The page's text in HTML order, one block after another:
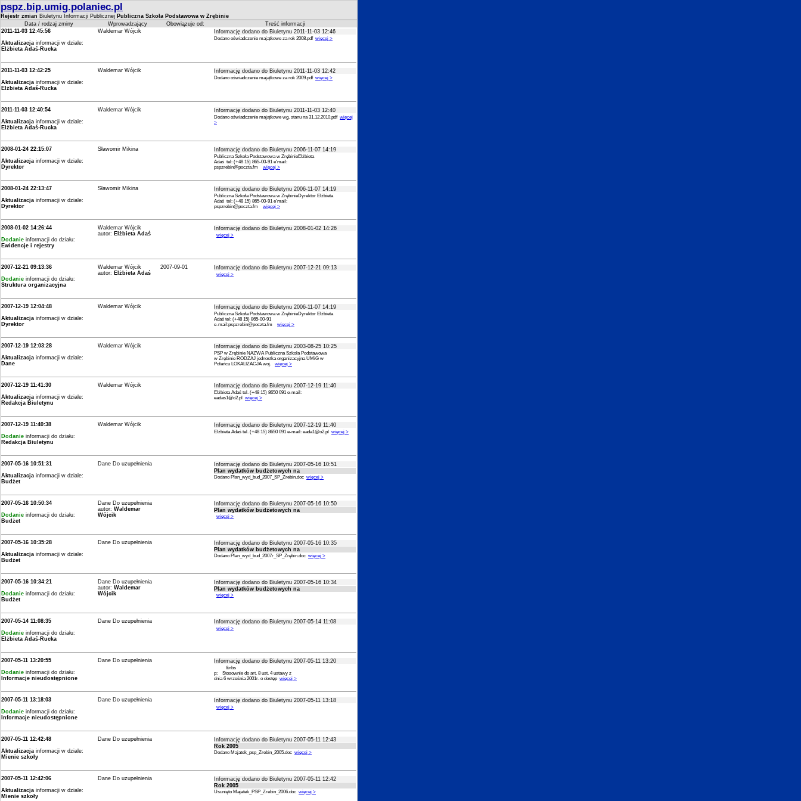
pspz.bip.umig.polaniec.pl
Rejestr zmian Biuletynu Informacji Publicznej Publiczna Szkoła Podstawowa w Zrębinie
Data / rodzaj zminy
Wprowadzający Obowiązuje od:
Treść informacji
2011-11-03 12:45:56
Aktualizacja informacji w dziale:
Elżbieta Adaś-Rucka
Waldemar Wójcik Informację dodano do Biuletynu 2011-11-03 12:46
Dodano oświadczenie majątkowe za rok 2008.pdf więcej >
2011-11-03 12:42:25
Aktualizacja informacji w dziale:
Elżbieta Adaś-Rucka
Waldemar Wójcik Informację dodano do Biuletynu 2011-11-03 12:42
Dodano oświadczenie majątkowe za rok 2009.pdf więcej >
2011-11-03 12:40:54
Aktualizacja informacji w dziale:
Elżbieta Adaś-Rucka
Waldemar Wójcik Informację dodano do Biuletynu 2011-11-03 12:40
Dodano oświadczenie majątkowe wg. stanu na 31.12.2010.pdf więcej
>
2008-01-24 22:15:07
Aktualizacja informacji w dziale:
Dyrektor
Sławomir Mikina Informację dodano do Biuletynu 2006-11-07 14:19
Publiczna Szkoła Podstawowa w ZrębinieElżbieta
Adaś tel: (+48 15) 865-00-91 e'mail:
pspzrebin@poczta.fm więcej >
2008-01-24 22:13:47
Aktualizacja informacji w dziale:
Dyrektor
Sławomir Mikina Informację dodano do Biuletynu 2006-11-07 14:19
Publiczna Szkoła Podstawowa w ZrębinieDyrektor Elżbieta
Adaś tel: (+48 15) 865-00-91 e'mail:
pspzrebin@poczta.fm więcej >
2008-01-02 14:26:44
Dodanie informacji do działu:
Ewidencje i rejestry
Waldemar Wójcik
autor: Elżbieta Adaś
Informację dodano do Biuletynu 2008-01-02 14:26
więcej >
2007-12-21 09:13:36
Dodanie informacji do działu:
Struktura organizacyjna
Waldemar Wójcik
autor: Elżbieta Adaś
2007-09-01 Informację dodano do Biuletynu 2007-12-21 09:13
więcej >
2007-12-19 12:04:48
Aktualizacja informacji w dziale:
Dyrektor
Waldemar Wójcik Informację dodano do Biuletynu 2006-11-07 14:19
Publiczna Szkoła Podstawowa w ZrębinieDyrektor Elżbieta
Adaś tel: (+48 15) 865-00-91
e-mail:pspzrebin@poczta.fm więcej >
2007-12-19 12:03:28
Aktualizacja informacji w dziale:
Dane
Waldemar Wójcik Informację dodano do Biuletynu 2003-08-25 10:25
PSP w Zrębinie NAZWA Publiczna Szkoła Podstawowa
w Zrębinie RODZAJ jednostka organizacyjna UMiG w
Połańcu LOKALIZACJA woj. więcej >
2007-12-19 11:41:30
Aktualizacja informacji w dziale:
Redakcja Biuletynu
Waldemar Wójcik Informację dodano do Biuletynu 2007-12-19 11:40
Elżbieta Adaś tel. (+48 15) 8650 091 e-mail:
eadas1@o2.pl więcej >
2007-12-19 11:40:38
Dodanie informacji do działu:
Redakcja Biuletynu
Waldemar Wójcik Informację dodano do Biuletynu 2007-12-19 11:40
Elżbieta Adaś tel. (+48 15) 8650 091 e-mail: eada1@o2.pl więcej >
2007-05-16 10:51:31
Aktualizacja informacji w dziale:
Budżet
Dane Do uzupełnienia
Informację dodano do Biuletynu 2007-05-16 10:51
Plan wydatków budżetowych na
Dodano Plan_wyd_bud_2007_SP_Zrebin.doc więcej >
2007-05-16 10:50:34
Dodanie informacji do działu:
Budżet
Dane Do uzupełnienia
autor: Waldemar
Wójcik
Informację dodano do Biuletynu 2007-05-16 10:50
Plan wydatków budżetowych na
więcej >
2007-05-16 10:35:28
Aktualizacja informacji w dziale:
Budżet
Dane Do uzupełnienia
Informację dodano do Biuletynu 2007-05-16 10:35
Plan wydatków budżetowych na
Dodano Plan_wyd_bud_2007r_SP_Zrębin.doc więcej >
2007-05-16 10:34:21
Dodanie informacji do działu:
Budżet
Dane Do uzupełnienia
autor: Waldemar
Wójcik
Informację dodano do Biuletynu 2007-05-16 10:34
Plan wydatków budżetowych na
więcej >
2007-05-14 11:08:35
Dodanie informacji do działu:
Elżbieta Adaś-Rucka
Dane Do uzupełnienia Informację dodano do Biuletynu 2007-05-14 11:08
więcej >
2007-05-11 13:20:55
Dodanie informacji do działu:
Informacje nieudostępnione
Dane Do uzupełnienia Informację dodano do Biuletynu 2007-05-11 13:20
&nbs
p; Stosownie do art. 8 ust. 4 ustawy z
dnia 6 września 2001r. o dostęp więcej >
2007-05-11 13:18:03
Dodanie informacji do działu:
Informacje nieudostępnione
Dane Do uzupełnienia Informację dodano do Biuletynu 2007-05-11 13:18
więcej >
2007-05-11 12:42:48
Aktualizacja informacji w dziale:
Mienie szkoły
Dane Do uzupełnienia
Informację dodano do Biuletynu 2007-05-11 12:43
Rok 2005
Dodano Majatek_psp_Zrebin_2005.doc więcej >
2007-05-11 12:42:06
Aktualizacja informacji w dziale:
Mienie szkoły
Dane Do uzupełnienia
Informację dodano do Biuletynu 2007-05-11 12:42
Rok 2005
Usunięto Majatek_PSP_Zrebin_2006.doc więcej >